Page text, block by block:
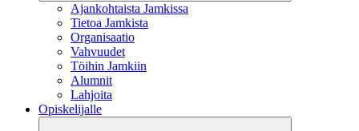
Ajankohtaista Jamkissa
Tietoa Jamkista
Organisaatio
Vahvuudet
Töihin Jamkiin
Alumnit
Lahjoita
Opiskelijalle